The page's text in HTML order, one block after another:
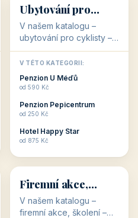
🚴 32 objektů
Ubytování pro
cyklisty
V našem katalogu –
ubytování pro cyklisty –
jsou pro Vás připraveny
objekty, které jsou na
milovníky cykloturistiky
připraveny. Většinou mají
V TÉTO KATEGORII:
Penzion U Méďů
od 590 Kč
Penzion Pepicentrum
od 250 Kč
Hotel Happy Star
od 875 Kč
💼
💼
31 objektů
Firemní akce,
školení
V našem katalogu –
firemní akce, školení –